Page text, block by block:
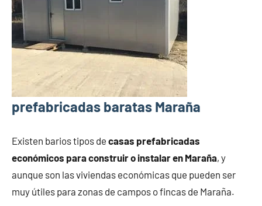
prefabricadas baratas Maraña
Existen barios tipos de casas prefabricadas
económicos para construir o instalar en Maraña, y
aunque son las viviendas económicas que pueden ser
muy útiles para zonas de campos o fincas de Maraña.